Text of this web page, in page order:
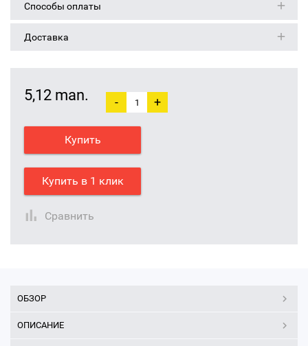
Способы оплаты
Доставка
5,12 man. - +
Купить
Купить в 1 клик
Сравнить
ОБЗОР
ОПИСАНИЕ